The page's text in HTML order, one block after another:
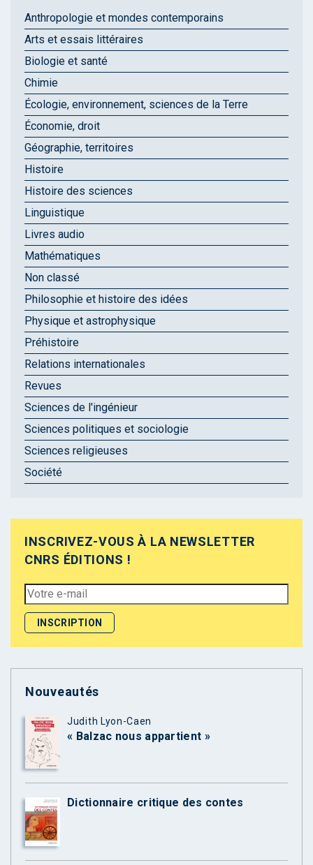
Anthropologie et mondes contemporains
Arts et essais littéraires
Biologie et santé
Chimie
Écologie, environnement, sciences de la Terre
Économie, droit
Géographie, territoires
Histoire
Histoire des sciences
Linguistique
Livres audio
Mathématiques
Non classé
Philosophie et histoire des idées
Physique et astrophysique
Préhistoire
Relations internationales
Revues
Sciences de l'ingénieur
Sciences politiques et sociologie
Sciences religieuses
Société
INSCRIVEZ-VOUS À LA NEWSLETTER
CNRS ÉDITIONS !
Nouveautés
Judith Lyon-Caen
« Balzac nous appartient »
Dictionnaire critique des contes